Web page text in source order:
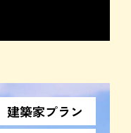
建築家プラン